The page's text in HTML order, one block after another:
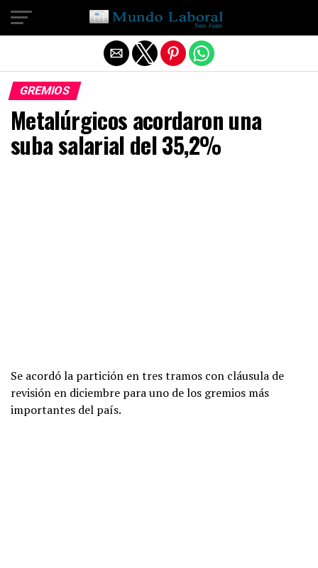
GREMIOS
Metalúrgicos acordaron una
suba salarial del 35,2%
Se acordó la partición en tres tramos con cláusula de
revisión en diciembre para uno de los gremios más
importantes del país.
Salir de la versión móvil